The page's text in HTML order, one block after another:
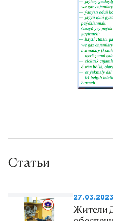
Статьи
27.03.2023
Жители